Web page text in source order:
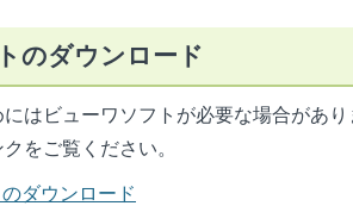
のダウンロード
はビューワソフトが必要な場合があり
をご覧ください。
ダウンロード